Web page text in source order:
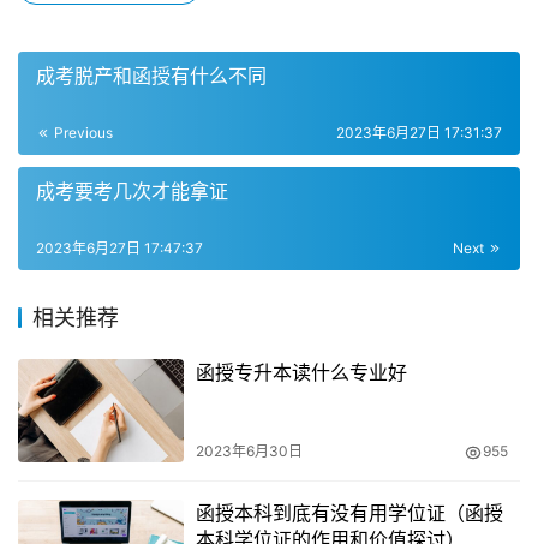
制的本科是可以的。如果已经取得了成人高考的专科文凭，
历是完全可以报考专插本的。
其他升本方式
除了成人高考外，升本的凡是可以选择自学考试、网络教育
正规学历。因为成考专升本主要是函授或业余形式(非脱产
形式)完成本科学业，而且，全日制本科通常情况下是指普
通高等教育。
成考脱产和函授有什么不同
Previous 2023年6月27日 17:31:37
成考要考几次才能拿证
Next
2023年6月27日 17:47:37
相关推荐
函授专升本读什么专业好
2023年6月30日 955
函授本科到底有没有用学位证（函授